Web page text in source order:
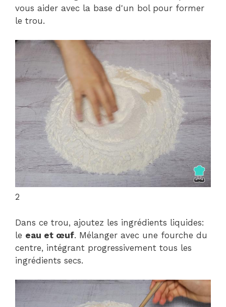
vous aider avec la base d'un bol pour former
le trou.
2
Dans ce trou, ajoutez les ingrédients liquides:
le eau et œuf. Mélanger avec une fourche du
centre, intégrant progressivement tous les
ingrédients secs.